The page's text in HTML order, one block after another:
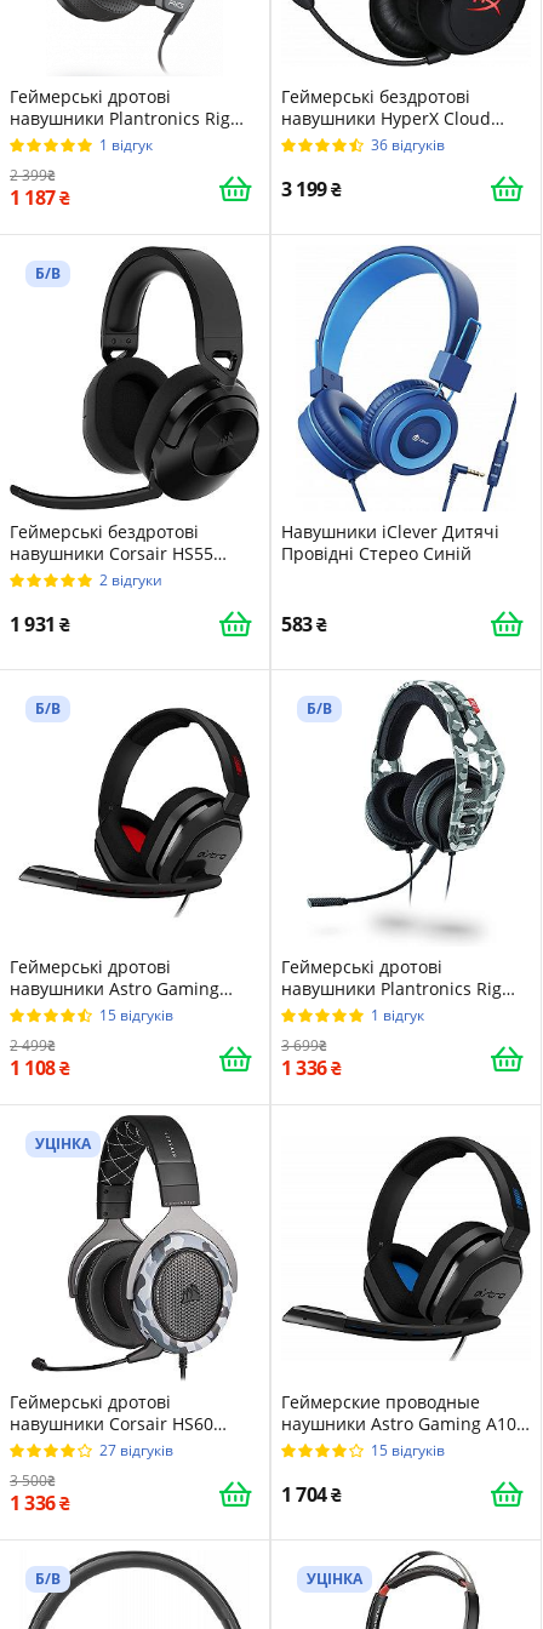
Геймерські дротові
навушники Plantronics Rig
600 Чорні 1 відгук
2 399
1 187
Геймерські бездротові
навушники HyperX Cloud
Flight Wireless / Радіоканал /
Підсвітка / Чорно-червоні
(HX-HSCF-BK/EM)
36 відгуків
3 199
Б/В
Геймерські бездротові
навушники Corsair HS55
Wireless / Bluetooth / Швидка
зарядка / Чорні (CA-9011290)
2 відгуки
1 931
Навушники iClever Дитячі
Провідні Стерео Cиній
583
Б/В
Геймерські дротові
навушники Astro Gaming
Headset A10 / Активне
шумозаглушення / ANC /
Вологозахист / Червоні
15 відгуків
2 499
1 108
Б/В
Геймерські дротові
навушники Plantronics Rig
400HS / AUX / ENC /
1 відгук
3 699
1 336
УЦІНКА
Геймерські дротові
навушники Corsair HS60
Haptic з функцією Haptic Bass
/ ENC / Камуфляж (CA-
9011225-EU)
27 відгуків
3 500
1 336
Геймерские проводные
наушники Astro Gaming A10 /
AUX / Синие (939-001509)
15 відгуків
1 704
Б/В УЦІНКА